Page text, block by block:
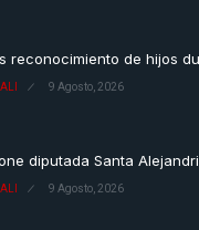
reconocimiento de hijos
9 Agosto, 2026
diputada Santa
9 Agosto, 2026